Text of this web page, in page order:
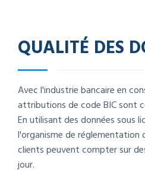
QUALITÉ DES
Avec l'industrie bancaire en
attributions de code BIC sont
En utilisant des données sous
l'organisme de réglementation
clients peuvent compter sur
jour.